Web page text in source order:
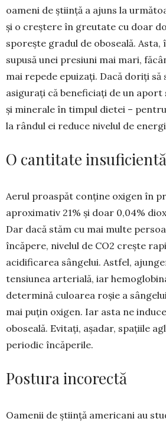
oa­meni de știință a ajuns la
și o creștere în greutate cu doar
sporește gradul de oboseală.
supusă unei presiuni mai mari,
mai repede epuizați. Dacă doriți să
asigurați că beneficiați de un
și minerale în timpul dietei –
la rândul ei reduce nivelul de
O cantitate
Aerul proaspăt conține oxigen în
aproximativ 21% și doar 0,04%
Dar dacă stăm cu mai multe
încăpere, nivelul de CO2 crește
acidificarea sângelui. Astfel,
tensiunea arterială, iar
determină culoarea roșie a
mai puțin oxigen. Iar asta ne
oboseală. Evitați, așadar, spațiile
periodic încăperile.
Postura incorectă
Oamenii de știință americani au